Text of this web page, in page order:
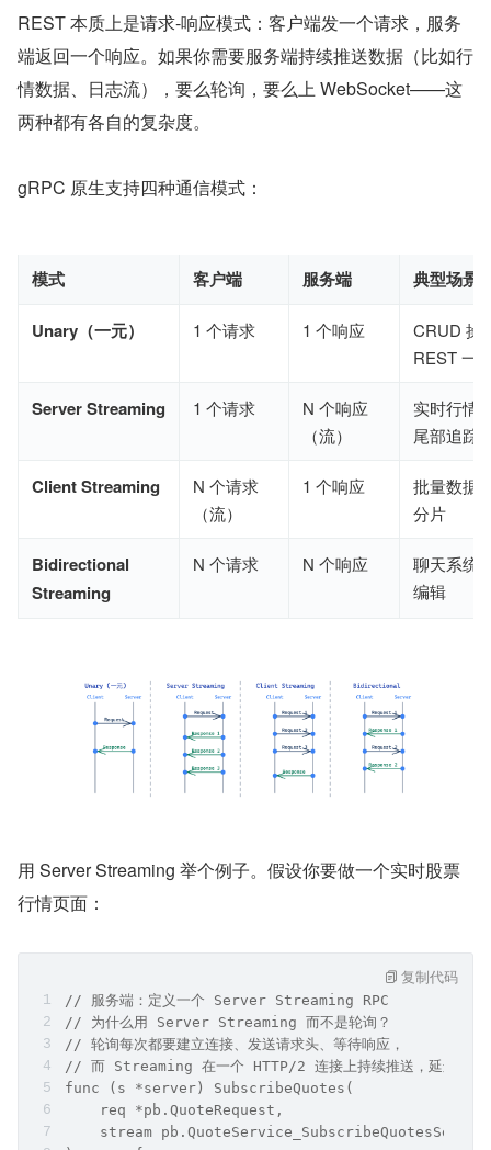
REST 本质上是请求-响应模式：客户端发一个请求，服务
端返回一个响应。如果你需要服务端持续推送数据（比如行
情数据、日志流），要么轮询，要么上 WebSocket——这
两种都有各自的复杂度。
gRPC 原生支持四种通信模式：
模式 客户端 服务端 典型场景
Unary（一元） 1 个请求 1 个响应
CRUD 操
REST 一
Server Streaming 1 个请求
N 个响应
（流）
实时行情
尾部追踪
Client Streaming
N 个请求
（流）
1 个响应
批量数据
分片
Bidirectional
Streaming
N 个请求 N 个响应
聊天系统
编辑
用 Server Streaming 举个例子。假设你要做一个实时股票
行情页面：
// 服务端：定义一个 Server Streaming RPC
// 为什么用 Server Streaming 而不是轮询？
// 轮询每次都要建立连接、发送请求头、等待响应，
// 而 Streaming 在一个 HTTP/2 连接上持续推送，延迟更低
func (s *server) SubscribeQuotes(
    req *pb.QuoteRequest,
stream
复制代码